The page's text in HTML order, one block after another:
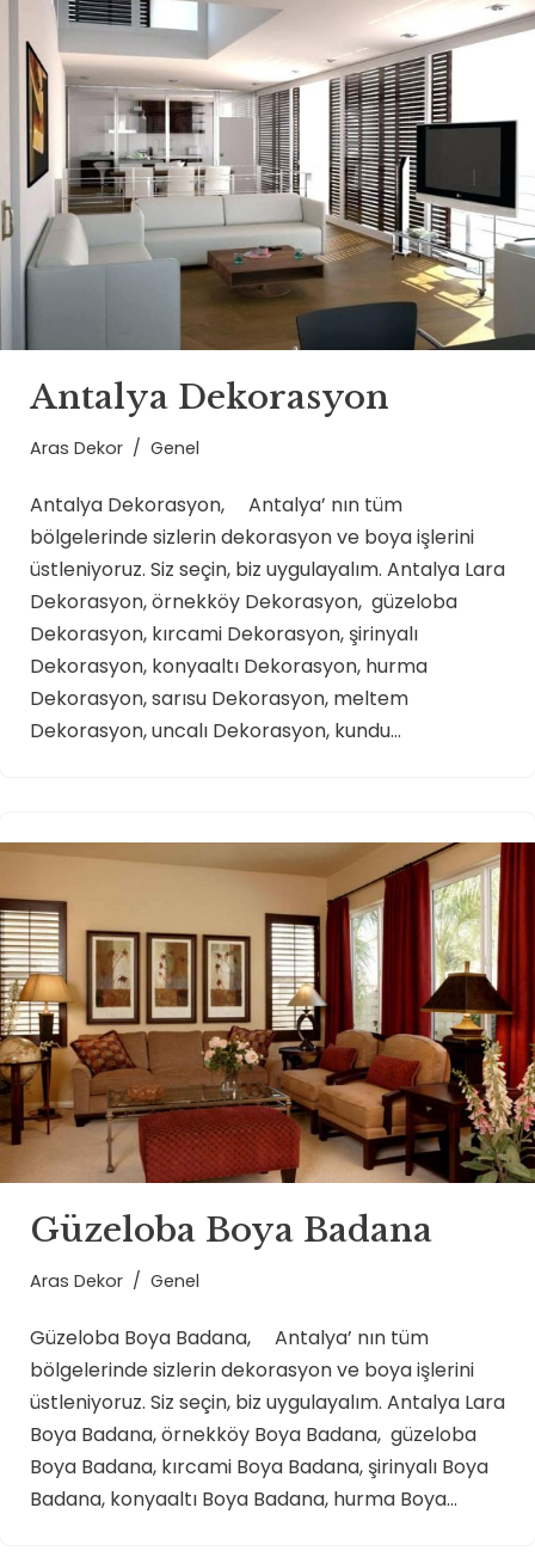
Antalya Dekorasyon
Aras Dekor Genel
Antalya Dekorasyon, Antalya’ nın tüm
bölgelerinde sizlerin dekorasyon ve boya işlerini
üstleniyoruz. Siz seçin, biz uygulayalım. Antalya Lara
Dekorasyon, örnekköy Dekorasyon, güzeloba
Dekorasyon, kırcami Dekorasyon, şirinyalı
Dekorasyon, konyaaltı Dekorasyon, hurma
Dekorasyon, sarısu Dekorasyon, meltem
Dekorasyon, uncalı Dekorasyon, kundu…
Güzeloba Boya Badana
Aras Dekor Genel
Güzeloba Boya Badana, Antalya’ nın tüm
bölgelerinde sizlerin dekorasyon ve boya işlerini
üstleniyoruz. Siz seçin, biz uygulayalım. Antalya Lara
Boya Badana, örnekköy Boya Badana, güzeloba
Boya Badana, kırcami Boya Badana, şirinyalı Boya
Badana, konyaaltı Boya Badana, hurma Boya…